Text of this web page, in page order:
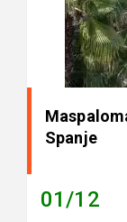
Spanje
01/12